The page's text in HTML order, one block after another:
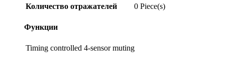
Количество отражателей
0 Piece(s)
Функции
Timing controlled 4-sensor muting